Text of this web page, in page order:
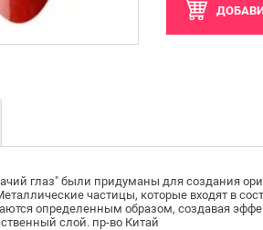
глаз" были придуманы для создания
частицы, которые входят в
определенным образом, создавая
слой. пр-во Китай